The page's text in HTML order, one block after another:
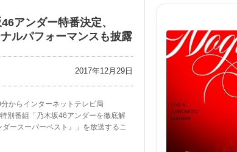
アンダー特番決定、
ルパフォーマンスも披露
2017年12月29日
からインターネットテレビ局
別番組「乃木坂46アンダーを徹底解
ースーパーベスト』」を放送するこ